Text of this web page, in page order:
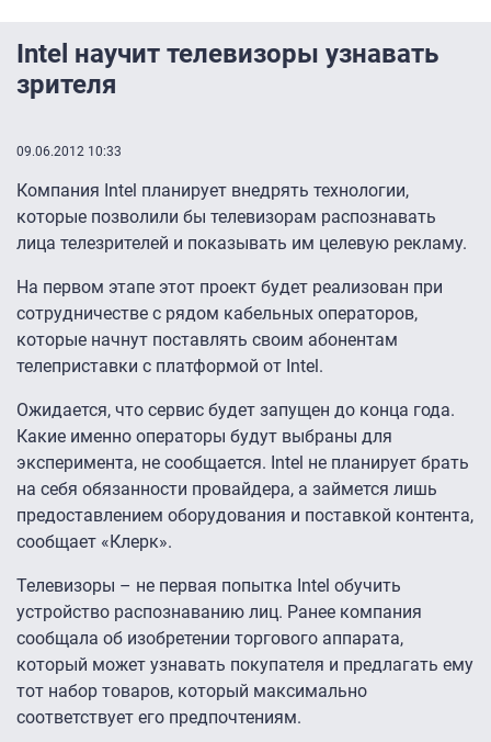
Intel научит телевизоры узнавать
зрителя
09.06.2012 10:33
Компания Intel планирует внедрять технологии,
которые позволили бы телевизорам распознавать
лица телезрителей и показывать им целевую рекламу.
На первом этапе этот проект будет реализован при
сотрудничестве с рядом кабельных операторов,
которые начнут поставлять своим абонентам
телеприставки с платформой от Intel.
Ожидается, что сервис будет запущен до конца года.
Какие именно операторы будут выбраны для
эксперимента, не сообщается. Intel не планирует брать
на себя обязанности провайдера, а займется лишь
предоставлением оборудования и поставкой контента,
сообщает «Клерк».
Телевизоры – не первая попытка Intel обучить
устройство распознаванию лиц. Ранее компания
сообщала об изобретении торгового аппарата,
который может узнавать покупателя и предлагать ему
тот набор товаров, который максимально
соответствует его предпочтениям.